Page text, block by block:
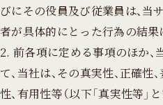
びにその役員及び従業員は、当
者が具体的にとった行為の結果
2. 前各項に定める事項のほか
て、当社は、その真実性、正確性
性、有用性等（以下「真実性等」